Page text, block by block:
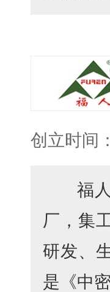
创立时间
福
厂，集
研发、
是《中